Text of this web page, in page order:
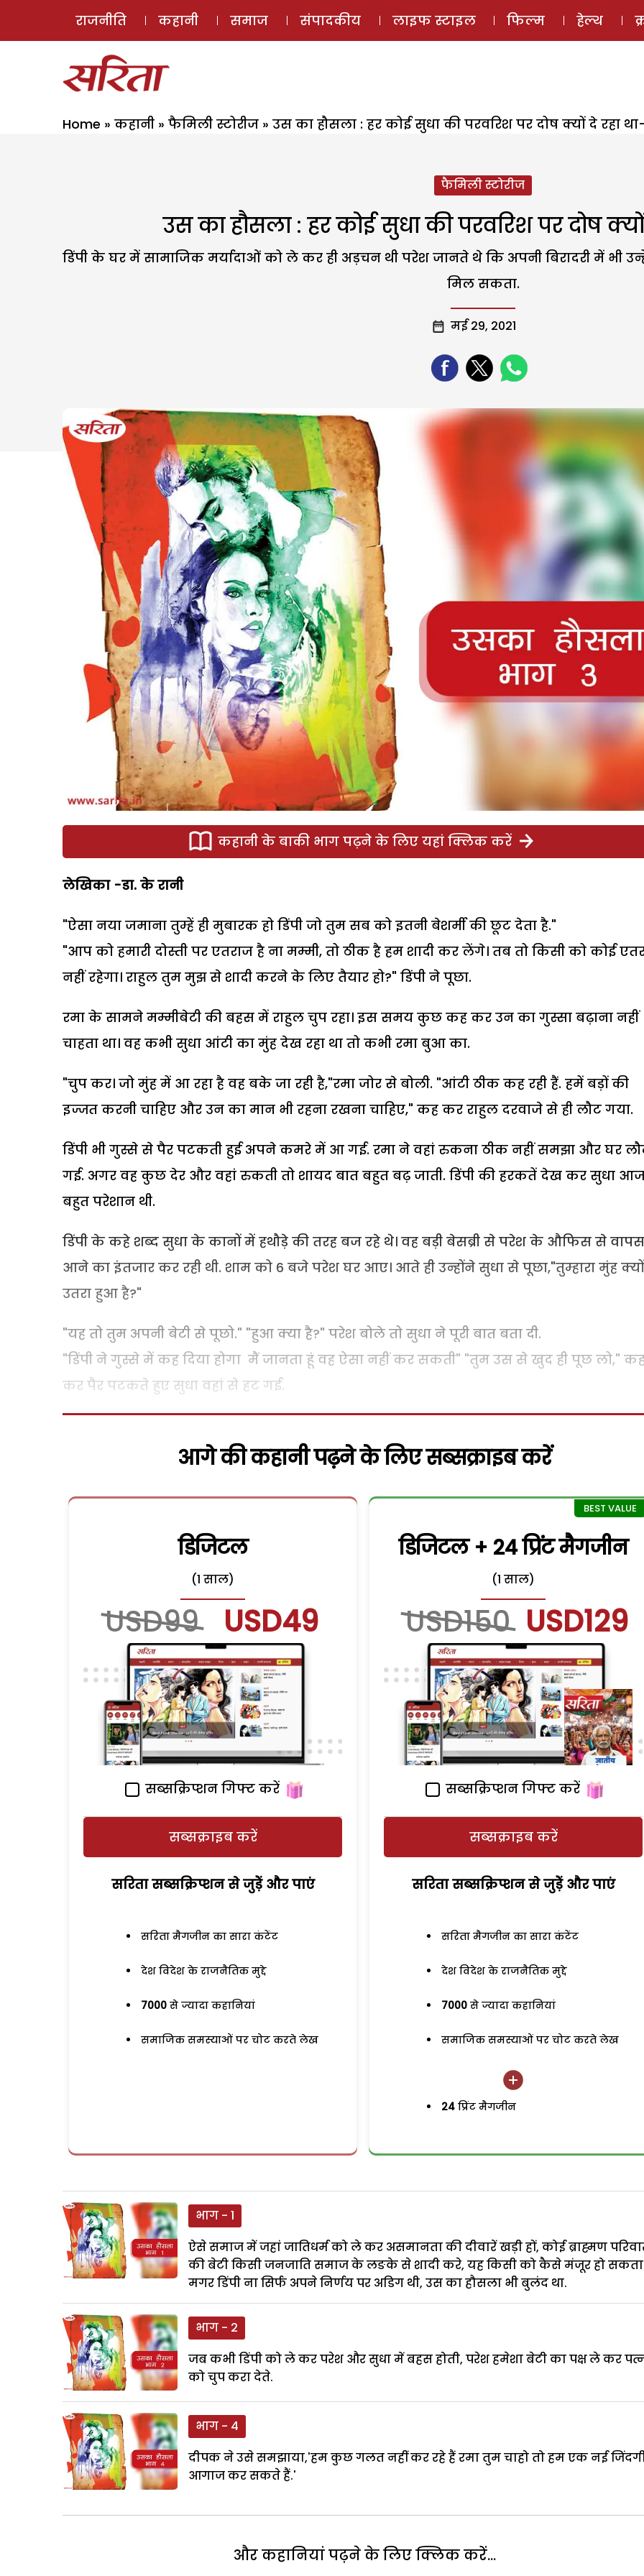
ई-मैगज़ीन
राजनीति कहानी समाज संपादकीय लाइफ स्टाइल फिल्म हेल्थ
Home » कहानी » फैमिली स्टोरीज » उस का हौसला : हर कोई सुधा की परवरिश पर दोष क्यों दे रहा
फैमिली स्टोरीज
उस का हौसला : हर कोई सुधा की परवरिश पर दोष
डिंपी के घर में सामाजिक मर्यादाओं को ले कर ही अड़चन थी परेश जानते थे कि अपनी बिरादरी में भी
मिल सकता.
मई 29, 2021
कहानी के बाकी भाग पढ़ने के लिए यहां क्लिक करें
लेखिका -डा. के रानी
"ऐसा नया जमाना तुम्हें ही मुबारक हो डिंपी जो तुम सब को इतनी बेशर्मी की छूट देता है."
"आप को हमारी दोस्ती पर एतराज है ना मम्मी, तो ठीक है हम शादी कर लेंगे। तब तो किसी को कोई
नहीं रहेगा। राहुल तुम मुझ से शादी करने के लिए तैयार हो?" डिंपी ने पूछा.
रमा के सामने मम्मीबेटी की बहस में राहुल चुप रहा। इस समय कुछ कह कर उन का गुस्सा बढ़ाना नहीं
चाहता था। वह कभी सुधा आंटी का मुंह देख रहा था तो कभी रमा बुआ का.
"चुप कर। जो मुंह में आ रहा है वह बके जा रही है,"रमा जोर से बोली. "आंटी ठीक कह रही हैं. हमें बड़ों की
इज्जत करनी चाहिए और उन का मान भी रहना रखना चाहिए," कह कर राहुल दरवाजे से ही लौट गया.
डिंपी भी गुस्से से पैर पटकती हुई अपने कमरे में आ गई. रमा ने वहां रुकना ठीक नहीं समझा और घर
गई. अगर वह कुछ देर और वहां रुकती तो शायद बात बहुत बढ़ जाती. डिंपी की हरकतें देख कर सुधा
बहुत परेशान थी.
डिंपी के कहे शब्द सुधा के कानों में हथौड़े की तरह बज रहे थे। वह बड़ी बेसब्री से परेश के औफिस से वापस
आने का इंतजार कर रही थी. शाम को 6 बजे परेश घर आए। आते ही उन्होंने सुधा से पूछा,"तुम्हारा मुंह क्यों
उतरा हुआ है?"
"यह तो तुम अपनी बेटी से पूछो." "हुआ क्या है?" परेश बोले तो सुधा ने पूरी बात बता दी.
"डिंपी ने गुस्से में कह दिया होगा मैं जानता हूं वह ऐसा नहीं कर सकती" "तुम उस से खुद ही पूछ लो,"
कर पैर पटकते हुए सुधा वहां से हट गई.
आगे की कहानी पढ़ने के लिए सब्सक्राइब करें
डिजिटल
(1 साल)
USD99 USD49
सब्सक्रिप्शन गिफ्ट करें
सब्सक्राइब करें
सरिता सब्सक्रिप्शन से जुड़ेें और पाएं
सरिता मैगजीन का सारा कंटेंट
देश विदेश के राजनैतिक मुद्दे
7000 से ज्यादा कहानियां
समाजिक समस्याओं पर चोट करते लेख
डिजिटल + 24 प्रिंट मैगजीन
(1 साल)
USD150 USD129
सब्सक्रिप्शन गिफ्ट करें
सब्सक्राइब करें
सरिता सब्सक्रिप्शन से जुड़ेें और पाएं
सरिता मैगजीन का सारा कंटेंट
देश विदेश के राजनैतिक मुद्दे
7000 से ज्यादा कहानियां
समाजिक समस्याओं पर चोट करते लेख
24 प्रिंट मैगजीन
भाग - 1
ऐसे समाज में जहां जातिधर्म को ले कर असमानता की दीवारें खड़ी हों, कोई ब्राह्मण
की बेटी किसी जनजाति समाज के लङके से शादी करे, यह किसी को कैसे मंजूर हो सकता
मगर डिंपी ना सिर्फ अपने निर्णय पर अडिग थी, उस का हौसला भी बुलंद था.
भाग - 2
जब कभी डिंपी को ले कर परेश और सुधा में बहस होती, परेश हमेशा बेटी का पक्ष ले कर
को चुप करा देते.
भाग - 4
दीपक ने उसे समझाया,'हम कुछ गलत नहीं कर रहे हैं रमा तुम चाहो तो हम एक नई
आगाज कर सकते हैं.'
और कहानियां पढ़ने के लिए क्लिक करें...